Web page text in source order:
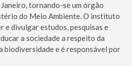
tornando-se um órgão
do Meio Ambiente. O instituto
e divulgar estudos, pesquisas e
a sociedade a respeito da
biodiversidade e é responsável por